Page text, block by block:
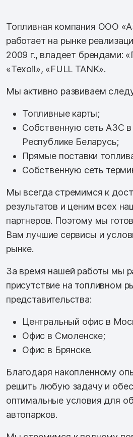
Топливная компания ООО
работает на рынке
2009 г., владеет брендами:
«Texoil», «FULL TANK».
Мы активно развиваем
Топливные карты;
Собственную сеть АЗС в
Республике Беларусь;
Прямые поставки
Собственную сеть
Мы всегда стремимся к
результатов и ценим всех
партнеров. Поэтому мы
Вам лучшие сервисы и
рынке.
За время нашей работы мы
присутствие на топливном
представительства:
Центральный офис в
Офис в Смоленске;
Офис в Брянске.
Благодаря накопленному
решить любую задачу и
оптимальные условия для
автопарков.